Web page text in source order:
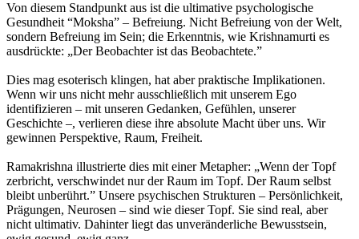
Von diesem Standpunkt aus ist die ultimative psychologische
Gesundheit “Moksha” – Befreiung. Nicht Befreiung von der Welt,
sondern Befreiung im Sein; die Erkenntnis, wie Krishnamurti es
ausdrückte: „Der Beobachter ist das Beobachtete.”
Dies mag esoterisch klingen, hat aber praktische Implikationen.
Wenn wir uns nicht mehr ausschließlich mit unserem Ego
identifizieren – mit unseren Gedanken, Gefühlen, unserer
Geschichte –, verlieren diese ihre absolute Macht über uns. Wir
gewinnen Perspektive, Raum, Freiheit.
Ramakrishna illustrierte dies mit einer Metapher: „Wenn der Topf
zerbricht, verschwindet nur der Raum im Topf. Der Raum selbst
bleibt unberührt.” Unsere psychischen Strukturen – Persönlichkeit,
Prägungen, Neurosen – sind wie dieser Topf. Sie sind real, aber
nicht ultimativ. Dahinter liegt das unveränderliche Bewusstsein,